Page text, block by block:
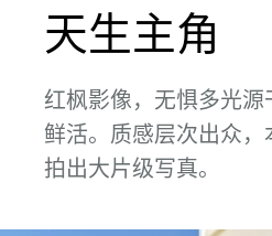
天生主角
红枫影像，无惧多光
鲜⁠活。质感层次出众，
拍⁠出大片级写⁠真。